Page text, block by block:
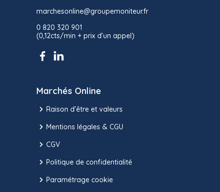
marchesonline@groupemoniteur.fr
0 820 320 901
(0,12cts/min + prix d’un appel)
Marchés Online
Raison d’être et valeurs
Mentions légales & CGU
CGV
Politique de confidentialité
Paramétrage cookie